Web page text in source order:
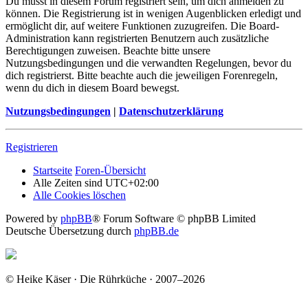
können. Die Registrierung ist in wenigen Augenblicken erledigt und
ermöglicht dir, auf weitere Funktionen zuzugreifen. Die Board-
Administration kann registrierten Benutzern auch zusätzliche
Berechtigungen zuweisen. Beachte bitte unsere
Nutzungsbedingungen und die verwandten Regelungen, bevor du
dich registrierst. Bitte beachte auch die jeweiligen Forenregeln,
wenn du dich in diesem Board bewegst.
Nutzungsbedingungen | Datenschutzerklärung
Registrieren
Startseite Foren-Übersicht
Alle Zeiten sind UTC+02:00
Alle Cookies löschen
Powered by phpBB® Forum Software © phpBB Limited
Deutsche Übersetzung durch phpBB.de
© Heike Käser · Die Rührküche · 2007–2026